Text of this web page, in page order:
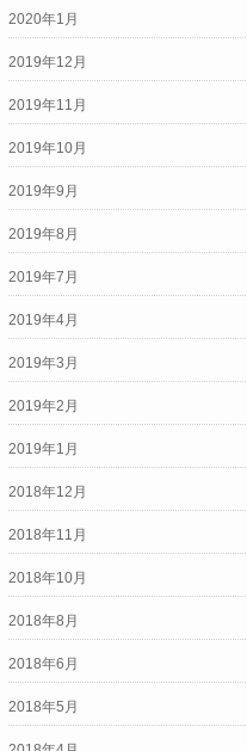
2020年1月
2019年12月
2019年11月
2019年10月
2019年9月
2019年8月
2019年7月
2019年4月
2019年3月
2019年2月
2019年1月
2018年12月
2018年11月
2018年10月
2018年8月
2018年6月
2018年5月